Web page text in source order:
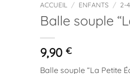
ACCUEIL / ENFANTS / 2-
Balle souple
9,90 €
Balle souple “La Petite